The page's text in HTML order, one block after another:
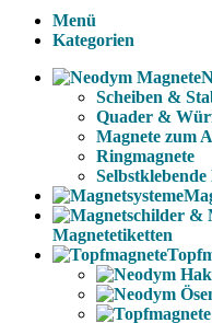
Menü
Kategorien
Scheiben &
Quader &
Magnete zum
Ringmagnete
Selbstklebende
Magnetetiketten